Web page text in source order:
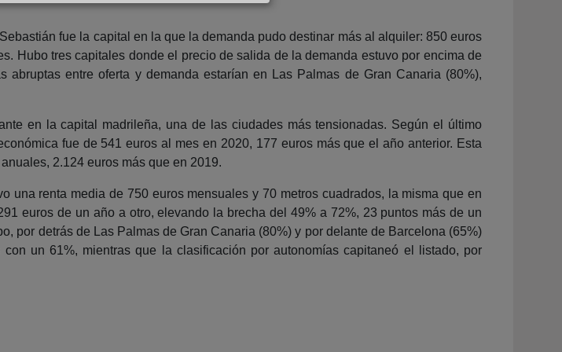
fue la capital en la que la demanda pudo destinar más al alquiler: 850 euros
Hubo tres capitales donde el precio de salida de la demanda estuvo por encima de
abruptas entre oferta y demanda estarían en Las Palmas de Gran Canaria (80%),
en la capital madrileña, una de las ciudades más tensionadas. Según el último
fue de 541 euros al mes en 2020, 177 euros más que el año anterior. Esta
2.124 euros más que en 2019.
una renta media de 750 euros mensuales y 70 metros cuadrados, la misma que en
euros de un año a otro, elevando la brecha del 49% a 72%, 23 puntos más de un
por detrás de Las Palmas de Gran Canaria (80%) y por delante de Barcelona (65%)
un 61%, mientras que la clasificación por autonomías capitaneó el listado, por